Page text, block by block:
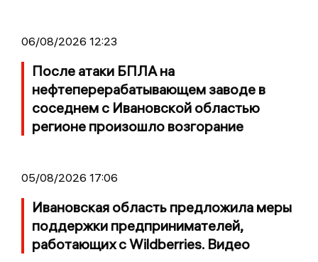
06/08/2026 12:23
После атаки БПЛА на
нефтеперерабатывающем заводе в
соседнем с Ивановской областью
регионе произошло возгорание
05/08/2026 17:06
Ивановская область предложила меры
поддержки предпринимателей,
работающих с Wildberries. Видео